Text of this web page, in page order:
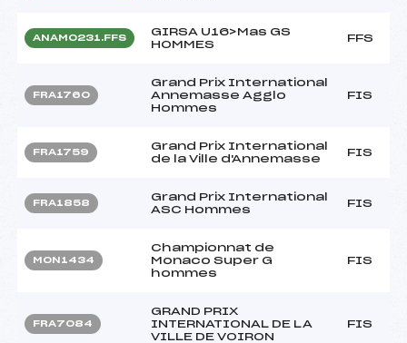
ANAM0231.FFS
GIRSA U16>Mas GS
HOMMES
FFS
FRA1760
Grand Prix International
Annemasse Agglo
Hommes
FIS
FRA1759
Grand Prix International
de la Ville d'Annemasse
FIS
FRA1858
Grand Prix International
ASC Hommes
FIS
MON1434
Championnat de
Monaco Super G
hommes
FIS
FRA7084
GRAND PRIX
INTERNATIONAL DE LA
VILLE DE VOIRON
FIS